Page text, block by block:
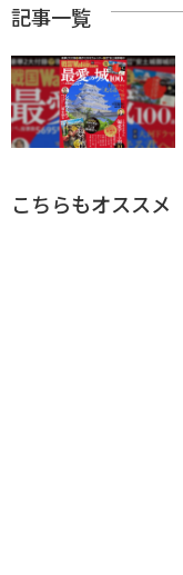
記事一覧
こちらもオススメ